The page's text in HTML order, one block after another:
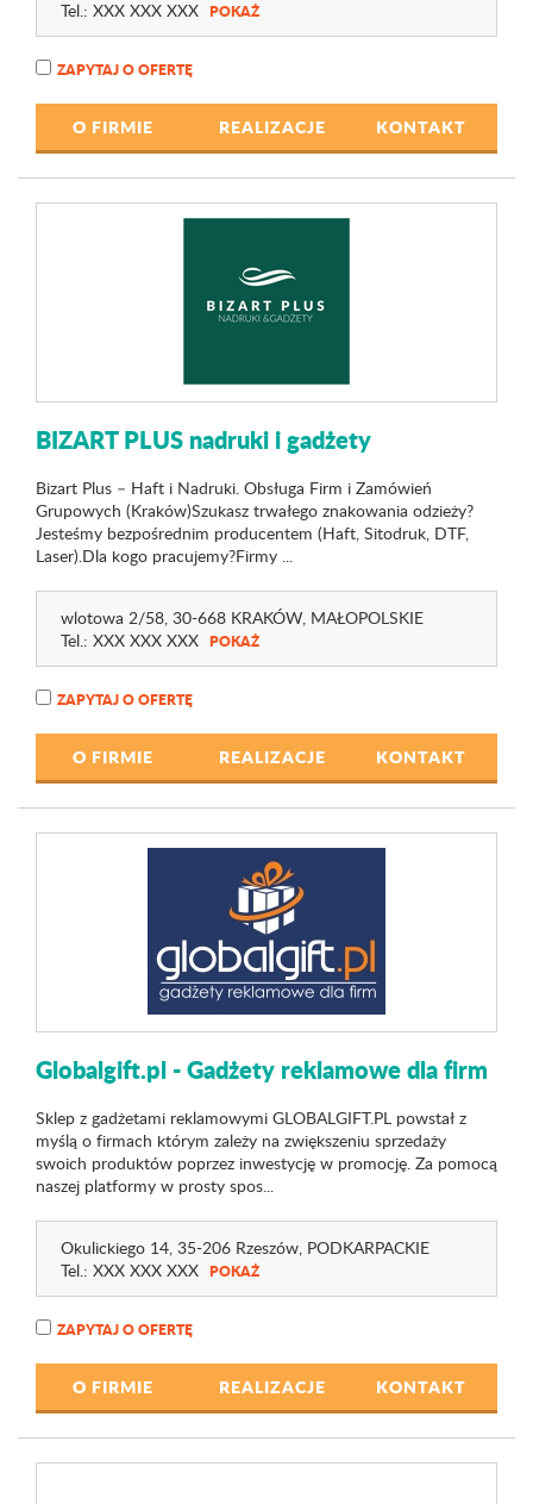
Tel.: XXX XXX XXX POKAŻ
ZAPYTAJ O OFERTĘ
O FIRMIE REALIZACJE KONTAKT
BIZART PLUS nadruki i gadżety
Bizart Plus – Haft i Nadruki. Obsługa Firm i Zamówień
Grupowych (Kraków)Szukasz trwałego znakowania odzieży?
Jesteśmy bezpośrednim producentem (Haft, Sitodruk, DTF,
Laser).Dla kogo pracujemy?Firmy ...
wlotowa 2/58, 30-668 KRAKÓW, MAŁOPOLSKIE
Tel.: XXX XXX XXX POKAŻ
ZAPYTAJ O OFERTĘ
O FIRMIE REALIZACJE KONTAKT
Globalgift.pl - Gadżety reklamowe dla firm
Sklep z gadżetami reklamowymi GLOBALGIFT.PL powstał z
myślą o firmach którym zależy na zwiększeniu sprzedaży
swoich produktów poprzez inwestycję w promocję. Za pomocą
naszej platformy w prosty spos...
Okulickiego 14, 35-206 Rzeszów, PODKARPACKIE
Tel.: XXX XXX XXX POKAŻ
ZAPYTAJ O OFERTĘ
O FIRMIE REALIZACJE KONTAKT